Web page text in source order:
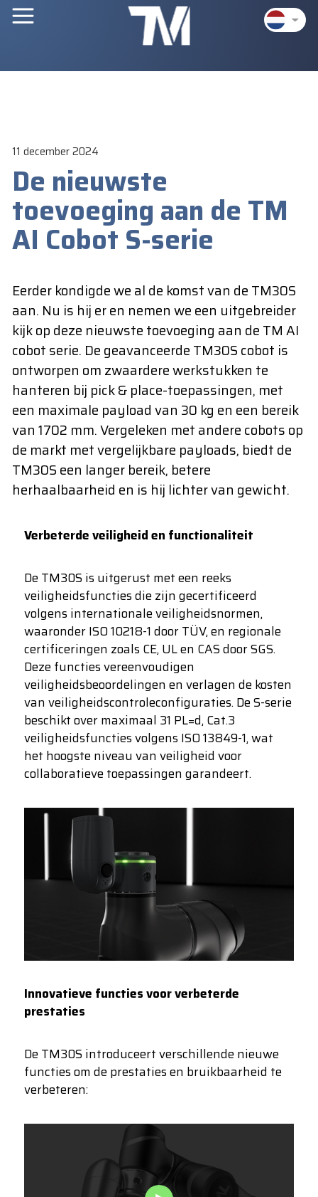
11 december 2024
De nieuwste
toevoeging aan de TM
AI Cobot S-serie
Eerder kondigde we al de komst van de TM30S
aan. Nu is hij er en nemen we een uitgebreider
kijk op deze nieuwste toevoeging aan de TM AI
cobot serie. De geavanceerde TM30S cobot is
ontworpen om zwaardere werkstukken te
hanteren bij pick & place-toepassingen, met
een maximale payload van 30 kg en een bereik
van 1702 mm. Vergeleken met andere cobots op
de markt met vergelijkbare payloads, biedt de
TM30S een langer bereik, betere
herhaalbaarheid en is hij lichter van gewicht.
Verbeterde veiligheid en functionaliteit
De TM30S is uitgerust met een reeks
veiligheidsfuncties die zijn gecertificeerd
volgens internationale veiligheidsnormen,
waaronder ISO 10218-1 door TÜV, en regionale
certificeringen zoals CE, UL en CAS door SGS.
Deze functies vereenvoudigen
veiligheidsbeoordelingen en verlagen de kosten
van veiligheidscontroleconfiguraties. De S-serie
beschikt over maximaal 31 PL=d, Cat.3
veiligheidsfuncties volgens ISO 13849-1, wat
het hoogste niveau van veiligheid voor
collaboratieve toepassingen garandeert.
Innovatieve functies voor verbeterde
prestaties
De TM30S introduceert verschillende nieuwe
functies om de prestaties en bruikbaarheid te
verbeteren: